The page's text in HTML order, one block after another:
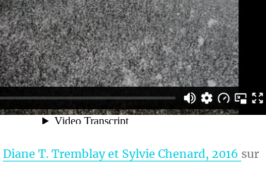
Diane T. Tremblay et Sylvie Chenard, 2016 sur